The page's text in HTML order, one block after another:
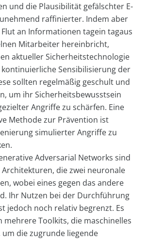
und die Plausibilität gefälschter E-
raffinierter. Indem aber
an Informationen tagein tagaus
Mitarbeiter hereinbricht,
aktueller Sicherheitstechnologie
kontinuierliche Sensibilisierung der
sollten regelmäßig geschult und
um ihr Sicherheitsbewusstsein
Angriffe zu schärfen. Eine
Methode zur Prävention ist
simulierter Angriffe zu
Adversarial Networks sind
die zwei neuronale
wobei eines gegen das andere
Ihr Nutzen bei der Durchführung
jedoch noch relativ begrenzt. Es
mehrere Toolkits, die maschinelles
die zugrunde liegende